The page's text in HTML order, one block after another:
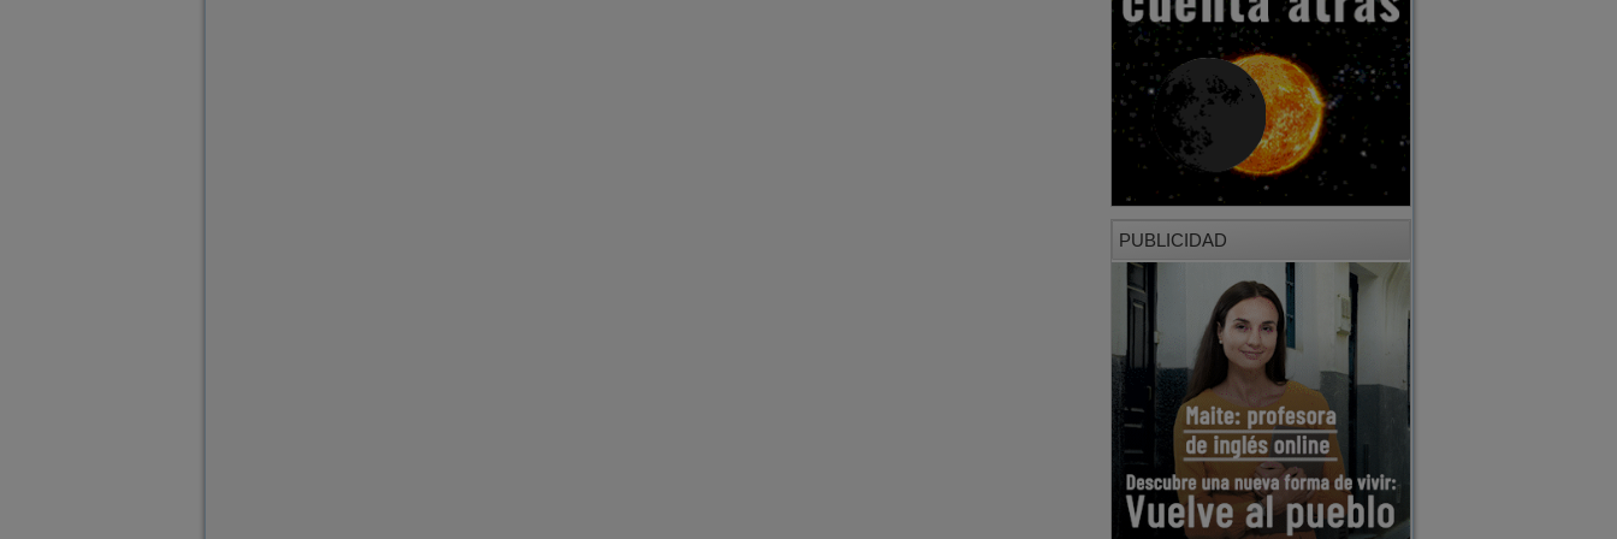
PUBLICIDAD